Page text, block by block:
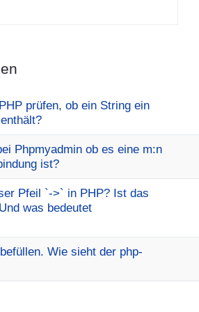
prüfen, ob ein String ein
Phpmyadmin ob es eine m:n
ist?
Pfeil `->` in PHP? Ist das
was bedeutet
Wie sieht der php-